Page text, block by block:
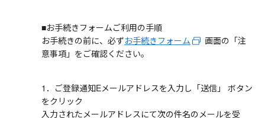
■お手続きフォームご利用の手順
お手続きの前に、必ずお手続きフォーム
画面の「注
意事項」をご確認ください。
1．ご登録通知Eメールアドレスを入力し「送信」 ボタン
をクリック
入力されたメールアドレスにて次の件名のメールを受